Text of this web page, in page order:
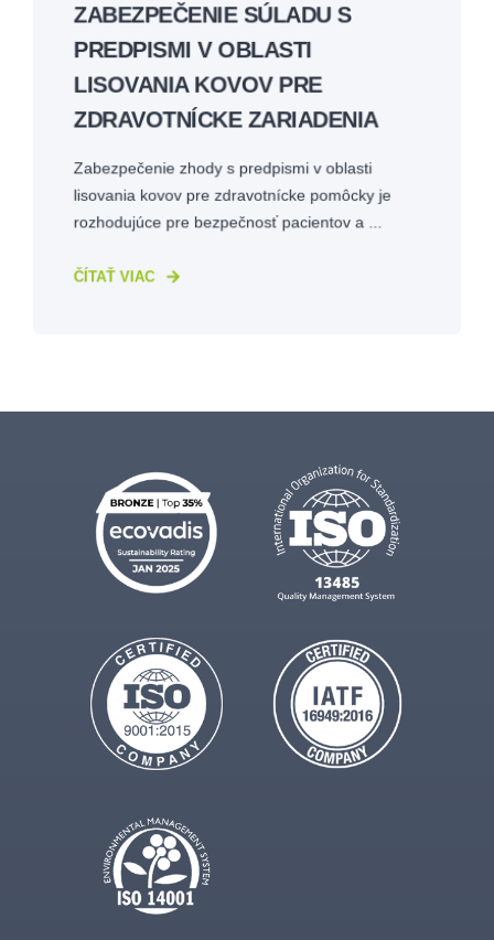
ZABEZPEČENIE SÚLADU S
PREDPISMI V OBLASTI
LISOVANIA KOVOV PRE
ZDRAVOTNÍCKE ZARIADENIA
Zabezpečenie zhody s predpismi v oblasti
lisovania kovov pre zdravotnícke pomôcky je
rozhodujúce pre bezpečnosť pacientov a ...
ČÍTAŤ VIAC